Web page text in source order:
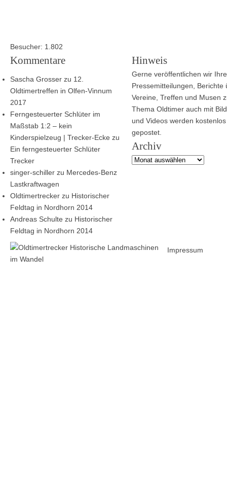
Besucher: 1.802
Kommentare
Sascha Grosser zu 12.
Oldtimertreffen in Olfen-Vinnum
2017
Ferngesteuerter Schlüter im
Maßstab 1:2 – kein
Kinderspielzeug | Trecker-Ecke zu
Ein ferngesteuerter Schlüter
Trecker
singer-schiller zu Mercedes-Benz
Lastkraftwagen
Oldtimertrecker zu Historischer
Feldtag in Nordhorn 2014
Andreas Schulte zu Historischer
Feldtag in Nordhorn 2014
Hinweis
Gerne veröffentlichen wir Ihre
Pressemitteilungen, Berichte
Vereine, Treffen und Musen
Thema Oldtimer auch mit
und Videos werden kostenlos
gepostet.
Archiv
Archiv
Impressum